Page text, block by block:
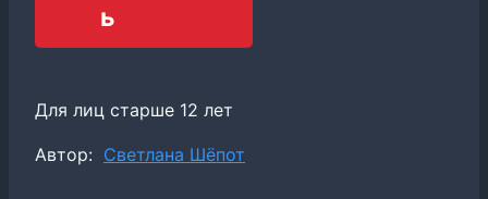
ь
Для лиц старше 12 лет
Метки
Автор: Светлана Шёпот